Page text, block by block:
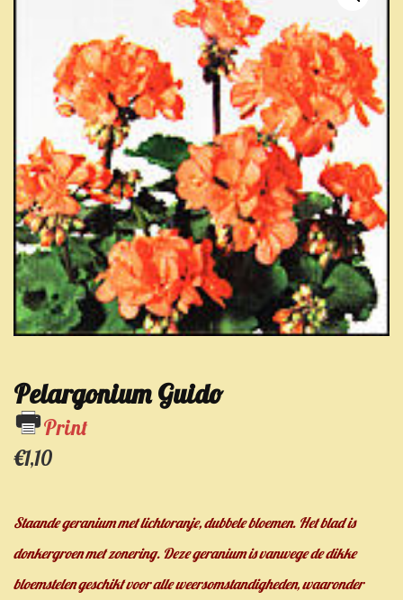
Pelargonium Guido
Print
€1,10
Staande geranium met lichtoranje, dubbele bloemen. Het blad is
donkergroen met zonering. Deze geranium is vanwege de dikke
bloemstelen geschikt voor alle weersomstandigheden, waaronder